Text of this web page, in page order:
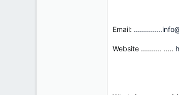
Email:
Website .......... .....